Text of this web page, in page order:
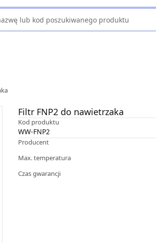
Filtr FNP2 do nawietrzaka
Kod produktu
WW-FNP2
Producent
Max. temperatura
Czas gwarancji